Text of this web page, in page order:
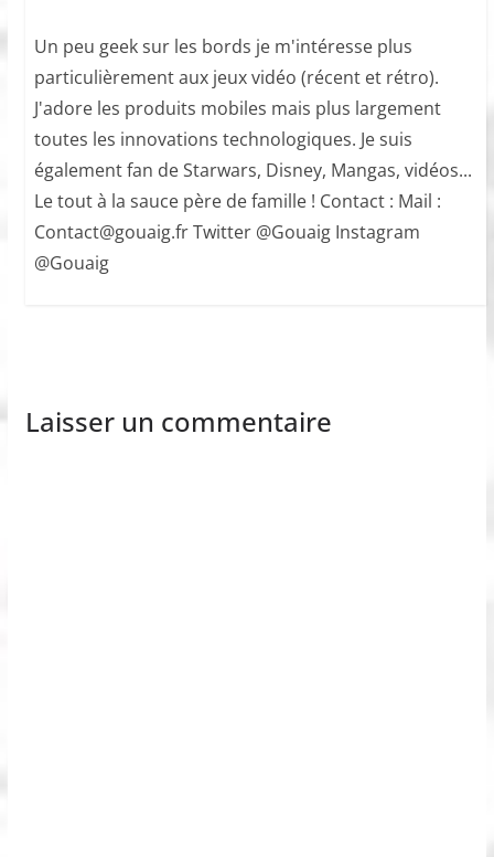
Un peu geek sur les bords je m'intéresse plus
particulièrement aux jeux vidéo (récent et rétro).
J'adore les produits mobiles mais plus largement
toutes les innovations technologiques. Je suis
également fan de Starwars, Disney, Mangas, vidéos...
Le tout à la sauce père de famille ! Contact : Mail :
Contact@gouaig.fr Twitter @Gouaig Instagram
@Gouaig
Laisser un commentaire